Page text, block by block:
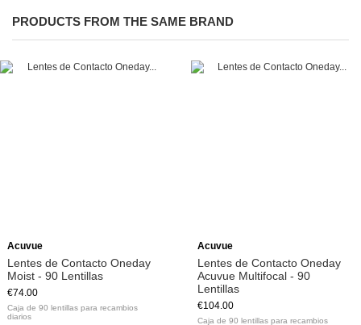
PRODUCTS FROM THE SAME BRAND
Acuvue
Lentes de Contacto Oneday
Moist - 90 Lentillas
€74.00
Caja de 90 lentillas para recambios
diarios
Acuvue
Lentes de Contacto Oneday
Acuvue Multifocal - 90
Lentillas
€104.00
Caja de 90 lentillas para recambios